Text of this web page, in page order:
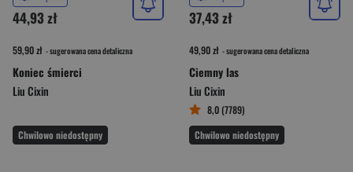
44,93 zł
59,90 zł - sugerowana cena detaliczna
Koniec śmierci
Liu Cixin
Chwilowo niedostępny
37,43 zł
49,90 zł - sugerowana cena detaliczna
Ciemny las
Liu Cixin
8,0 (7789)
Chwilowo niedostępny